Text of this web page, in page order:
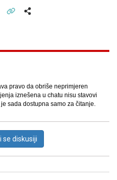
pravo da obriše neprimjeren
iznešena u chatu nisu stavovi
sada dostupna samo za čitanje.
se diskusiji